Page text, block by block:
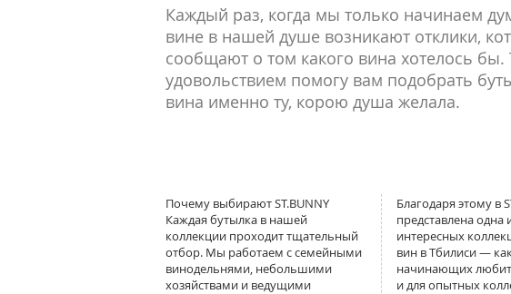
Каждый раз, когда мы только начинаем
вине в нашей душе возникают отклики,
сообщают о том какого вина хотелось бы.
удовольствием помогу вам подобрать
вина именно ту, корою душа желала.
Почему выбирают ST.BUNNY
Каждая бутылка в нашей
коллекции проходит тщательный
отбор. Мы работаем с семейными
винодельнями, небольшими
хозяйствами и ведущими
Благодаря этому в
представлена одна
интересных
вин в Тбилиси —
начинающих
и для опытных